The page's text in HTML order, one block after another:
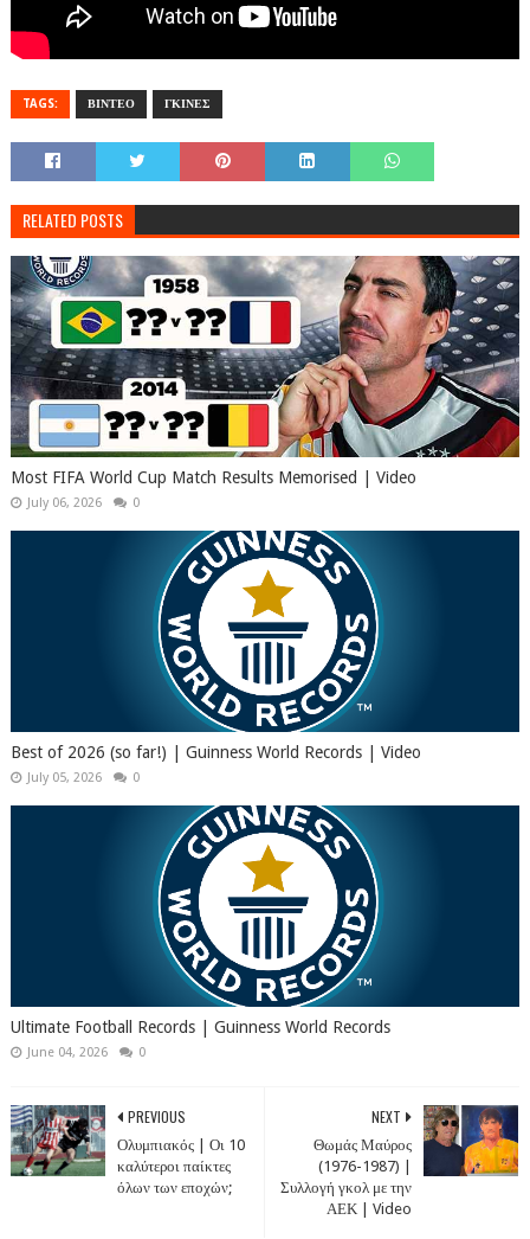
TAGS: ΒΙΝΤΕΟ ΓΚΙΝΕΣ
RELATED POSTS
Most FIFA World Cup Match Results Memorised | Video
July 06, 2026 0
Best of 2026 (so far!) | Guinness World Records | Video
July 05, 2026 0
Ultimate Football Records | Guinness World Records
June 04, 2026 0
NEXT
Θωμάς Μαύρος
(1976-1987) |
Συλλογή γκολ με την
ΑΕΚ | Video
PREVIOUS
Ολυμπιακός | Οι 10
καλύτεροι παίκτες
όλων των εποχών;